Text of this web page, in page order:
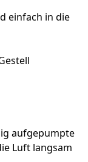
einfach in die
aufgepumpte
Luft langsam